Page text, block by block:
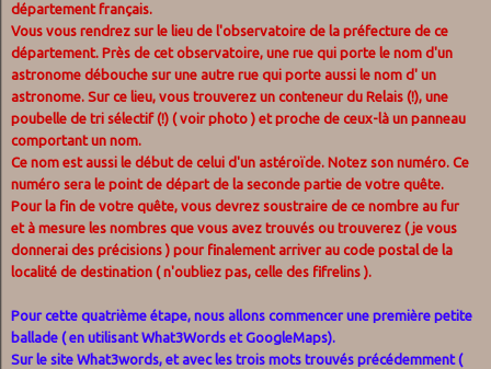
département français.
Vous vous rendrez sur le lieu de l'observatoire de la préfecture de ce
département. Près de cet observatoire, une rue qui porte le nom d'un
astronome débouche sur une autre rue qui porte aussi le nom d' un
astronome. Sur ce lieu, vous trouverez un conteneur du Relais (!), une
poubelle de tri sélectif (!) ( voir photo ) et proche de ceux-là un panneau
comportant un nom.
Ce nom est aussi le début de celui d'un astéroïde. Notez son numéro. Ce
numéro sera le point de départ de la seconde partie de votre quête.
Pour la fin de votre quête, vous devrez soustraire de ce nombre au fur
et à mesure les nombres que vous avez trouvés ou trouverez ( je vous
donnerai des précisions ) pour finalement arriver au code postal de la
localité de destination ( n'oubliez pas, celle des fifrelins ).
Pour cette quatrième étape, nous allons commencer une première petite
ballade ( en utilisant What3Words et GoogleMaps).
Sur le site What3words, et avec les trois mots trouvés précédemment (